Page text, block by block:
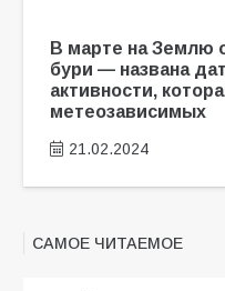
В марте на Землю
бури — названа
активности,
метеозависимых
21.02.2024
САМОЕ ЧИТАЕМОЕ